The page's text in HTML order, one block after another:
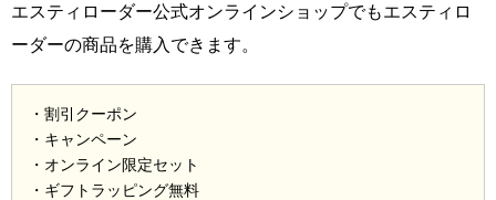
エスティローダー公式オンラインショップでもエスティロ
ーダーの商品を購入できます。
・割引クーポン
・キャンペーン
・オンライン限定セット
・ギフトラッピング無料